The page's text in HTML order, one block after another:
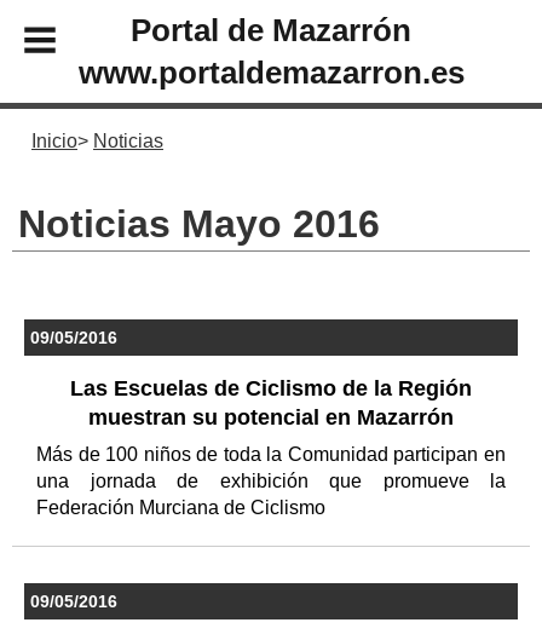
Portal de Mazarrón
www.portaldemazarron.es
Inicio Noticias
Noticias Mayo 2016
09/05/2016
Las Escuelas de Ciclismo de la Región
muestran su potencial en Mazarrón
Más de 100 niños de toda la Comunidad participan en
una jornada de exhibición que promueve la
Federación Murciana de Ciclismo
09/05/2016